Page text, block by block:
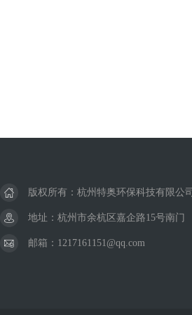
版权所有：杭州特奥环保科技有限公司
地址：杭州市余杭区嘉企路15号南门
邮箱：1217161151@qq.com